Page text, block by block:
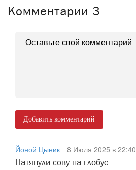
Комментарии 3
Добавить комментарий
Йоной Цыник
8 Июля 2025 в 22:40
Натянули сову на глобус.